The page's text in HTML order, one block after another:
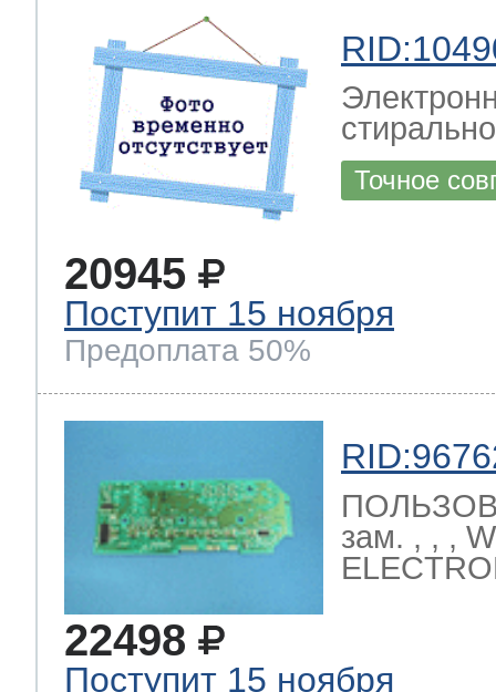
Точное
20945
Поступит 15 ноября
Предоплата 50%
зам. , , ,
22498
Поступит 15 ноября